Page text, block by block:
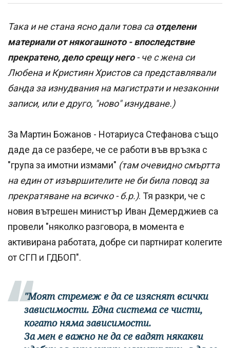
Така и не стана ясно дали това саотделени
материали от някогашното - впоследствие
прекратено, дело срещу него- че с жена си
Любена и Кристиян Христов са представлявали
банда за изнудвания на магистрати и незаконни
записи, или е друго, "ново" изнудване.)
За Мартин Божанов - Нотариуса Стефанова също
даде да се разбере, че се работи във връзка с
"група за имотни измами" (там очевидно смъртта
на един от изъвршителите не би била повод за
прекратяване на всичко - б.р.). Тя разкри, че с
новия вътрешен министър Иван Демерджиев са
провели "няколко разговора, в момента е
активирана работата, добре си партнират колегите
от СГП и ГДБОП".
"Моят стремеж е да се изяснят всички
зависимости. Една система се чисти,
когато няма зависимости.
За мен е важно не да се вадят някакви